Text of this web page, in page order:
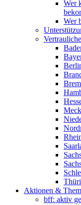
Wer
Wer
Aktionen &
bff: aktiv